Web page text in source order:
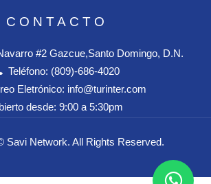
CONTACTO
#2 Gazcue,Santo Domingo, D.N.
Teléfono: (809)-686-4020
Eletrónico: info@turinter.com
desde: 9:00 a 5:30pm
Savi Network. All Rights Reserved.